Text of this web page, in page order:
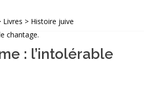
Livres > Histoire juive
chantage.
: l’intolérable